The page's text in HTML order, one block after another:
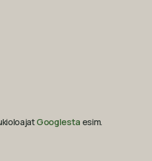
Googlesta esim.